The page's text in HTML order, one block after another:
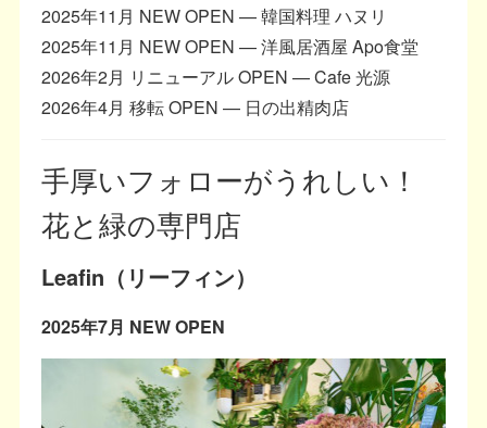
2025年11月 NEW OPEN — 韓国料理 ハヌリ
2025年11月 NEW OPEN — 洋風居酒屋 Apo食堂
2026年2月 リニューアル OPEN — Cafe 光源
2026年4月 移転 OPEN — 日の出精肉店
手厚いフォローがうれしい！
花と緑の専門店
Leafin（リーフィン）
2025年7月 NEW OPEN